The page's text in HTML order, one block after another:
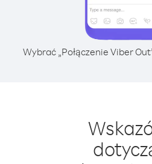
Wybrać „Połączenie Viber